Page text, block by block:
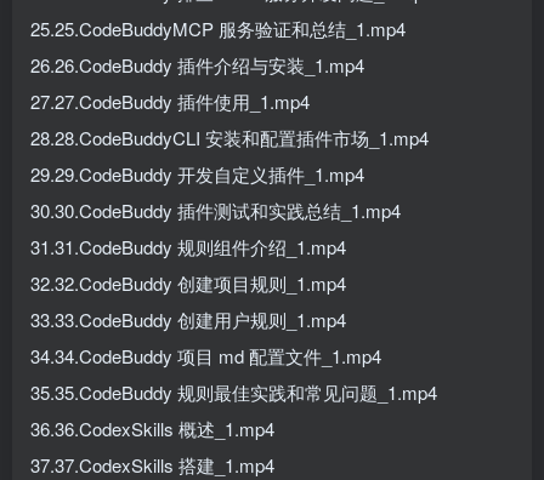
25.25.CodeBuddyMCP 服务验证和总结_1.mp4
26.26.CodeBuddy 插件介绍与安装_1.mp4
27.27.CodeBuddy 插件使用_1.mp4
28.28.CodeBuddyCLI 安装和配置插件市场_1.mp4
29.29.CodeBuddy 开发自定义插件_1.mp4
30.30.CodeBuddy 插件测试和实践总结_1.mp4
31.31.CodeBuddy 规则组件介绍_1.mp4
32.32.CodeBuddy 创建项目规则_1.mp4
33.33.CodeBuddy 创建用户规则_1.mp4
34.34.CodeBuddy 项目 md 配置文件_1.mp4
35.35.CodeBuddy 规则最佳实践和常见问题_1.mp4
36.36.CodexSkills 概述_1.mp4
37.37.CodexSkills 搭建_1.mp4